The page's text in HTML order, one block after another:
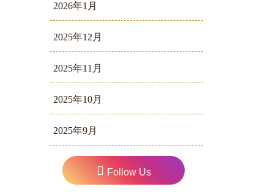
2026年1月
2025年12月
2025年11月
2025年10月
2025年9月
Follow Us